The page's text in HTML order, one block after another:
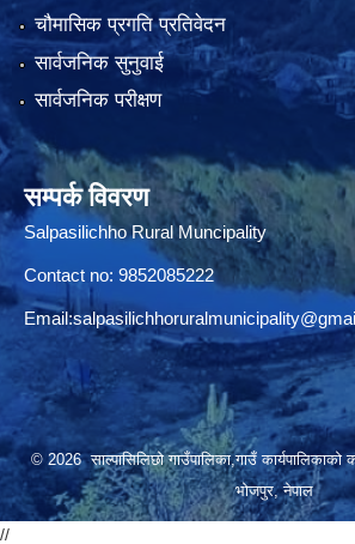
चौमासिक प्रगति प्रतिवेदन
सार्वजनिक सुनुवाई
सार्वजनिक परीक्षण
सम्पर्क विवरण
Salpasilichho Rural Muncipality
Contact no: 9852085222
Email:
© 2026 साल्पासिलिछो गाउँपालिका,गाउँ कार्यपालिकाको
भोजपुर, नेपाल
//